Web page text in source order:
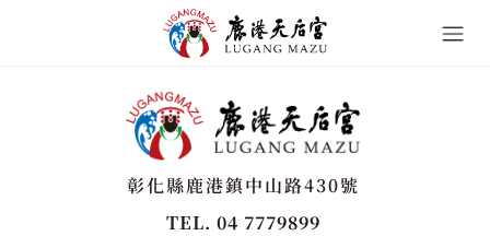
彰化縣鹿港鎮中山路430號
TEL. 04 7779899